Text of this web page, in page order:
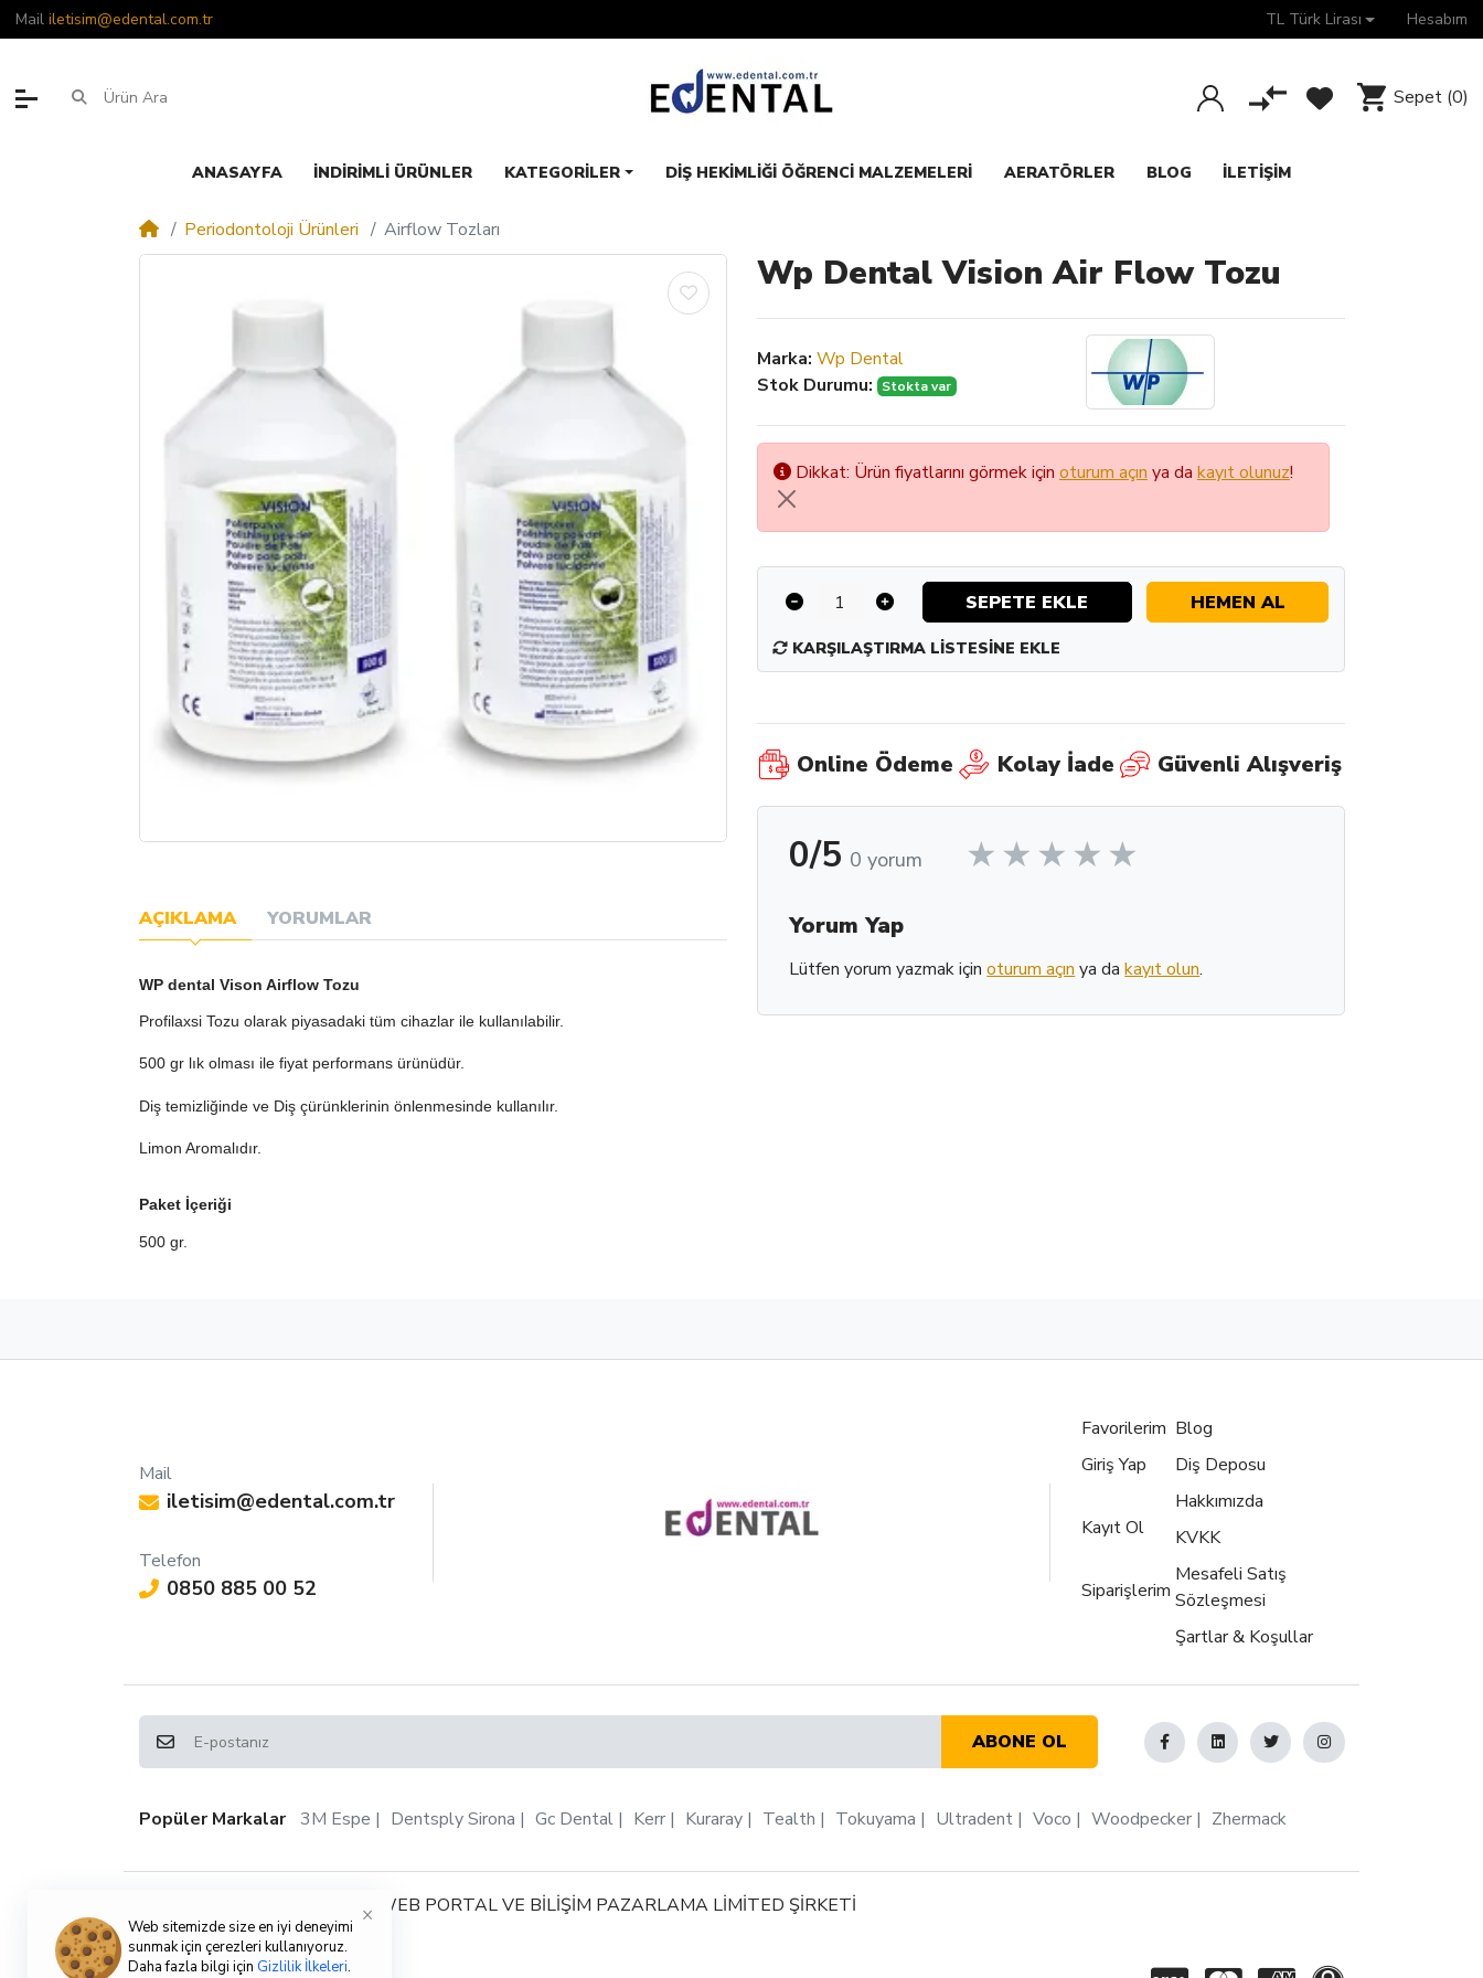
Mail iletisim@edental.com.tr TL Türk Lirası Hesabım
Sepet (0)
ANASAYFA İNDIRIMLI ÜRÜNLER KATEGORILER DIŞ HEKIMLIĞI ÖĞRENCI MALZEMELERI AERATÖRLER BLOG İLETIŞIM
Periodontoloji Ürünleri Airflow Tozları
AÇIKLAMA YORUMLAR
WP dental Vison Airflow Tozu
Profilaxsi Tozu olarak piyasadaki tüm cihazlar ile kullanılabilir.
500 gr lık olması ile fiyat performans ürünüdür.
Diş temizliğinde ve Diş çürünklerinin önlenmesinde kullanılır.
Limon Aromalıdır.
Paket İçeriği
500 gr.
Wp Dental Vision Air Flow Tozu
Marka: Wp Dental
Stok Durumu:
Stokta var
Dikkat: Ürün fiyatlarını görmek için oturum açın ya da kayıt olunuz!
SEPETE EKLE HEMEN AL
KARŞILAŞTIRMA LISTESINE EKLE
Online Ödeme Kolay İade Güvenli Alışveriş
0/5 0 yorum
Yorum Yap
Lütfen yorum yazmak içinoturum açın ya dakayıt olun.
Mail
iletisim@edental.com.tr
Telefon
0850 885 00 52
Favorilerim
Giriş Yap
Kayıt Ol
Siparişlerim
Blog
Diş Deposu
Hakkımızda
KVKK
Mesafeli Satış
Sözleşmesi
Şartlar & Koşullar
ABONE OL
Popüler Markalar 3M Espe Dentsply Sirona Gc Dental Kerr Kuraray Tealth Tokuyama Ultradent Voco Woodpecker Zhermack
Copyright © 2024, EDENTAL WEB PORTAL VE BİLİŞİM PAZARLAMA LİMİTED ŞİRKETİ
Web sitemizde size en iyi deneyimi
sunmak için çerezleri kullanıyoruz.
Daha fazla bilgi için Gizlilik İlkeleri.
×